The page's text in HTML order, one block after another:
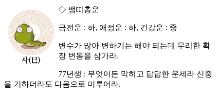
◇ 뱀띠총운
금전운 : 하, 애정운 : 하, 건강운 : 중
변수가 많아 변하기는 해야 되는데 무리한 확
장 변동을 삼가라.
77년생 : 무엇이든 막히고 답답한 운세라 신중
을 기하더라도 다음으로 미루어라.